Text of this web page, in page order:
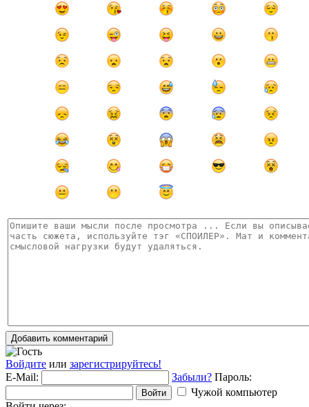
Добавить комментарий
Войдите или зарегистрируйтесь!
E-Mail:
Забыли? Пароль:
Войти
Чужой компьютер